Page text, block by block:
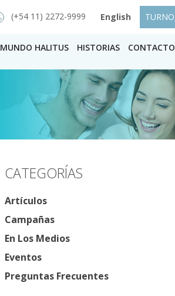
(+54 11) 2272-9999 English
MUNDO HALITUS HISTORIAS CONTACTO
CATEGORÍAS
Artículos
Campañas
En Los Medios
Eventos
Preguntas Frecuentes